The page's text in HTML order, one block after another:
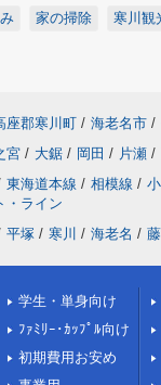
家の掃除 寒川観
座郡寒川町 / 海老名市 /
宮 / 大鋸 / 岡田 / 片瀬 /
東海道本線 / 相模線 /
・ライン
平塚 / 寒川 / 海老名 /
学生・単身向け
ﾌｧﾐﾘｰ･ｶｯﾌﾟﾙ向け
初期費用お安め